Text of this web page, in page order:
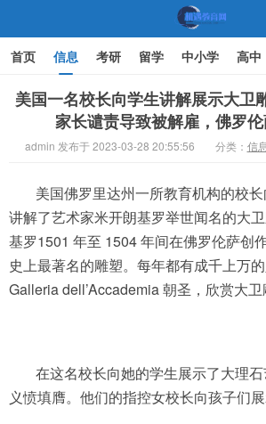
机遇教育网
首页 信息 考研 留学 中小学 高中
文化 家庭教育
美国一名校长向学生讲解展示大卫
家长谴责导致被解雇，佛罗
admin 发布于 2023-03-28 20:55:56 分类： 信息
美国佛罗里达州一所教育机构的校
讲解了艺术家米开朗基罗举世闻名的大
基罗1501 年至 1504 年间在佛罗伦萨创
史上最著名的雕塑。每年都有成千上万
Galleria dell’Accademia 朝圣，欣赏大卫
在这名校长向她的学生展示了大理
义愤填膺。他们的指控女校长向孩子们展